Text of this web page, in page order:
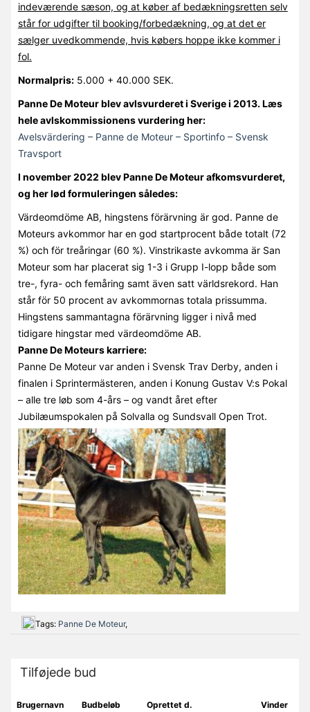
indeværende sæson, og at køber af bedækningsretten selv
står for udgifter til booking/forbedækning, og at det er
sælger uvedkommende, hvis købers hoppe ikke kommer i
fol.
Normalpris:5.000 + 40.000 SEK.
Panne De Moteur blev avlsvurderet i Sverige i 2013. Læs
hele avlskommissionens vurdering her:
Avelsvärdering – Panne de Moteur – Sportinfo – Svensk
Travsport
I november 2022 blev Panne De Moteur afkomsvurderet,
og her lød formuleringen således:
Värdeomdöme AB, hingstens förärvning är god. Panne de
Moteurs avkommor har en god startprocent både totalt (72
%) och för treåringar (60 %). Vinstrikaste avkomma är San
Moteur som har placerat sig 1-3 i Grupp I-lopp både som
tre-, fyra- och femåring samt även satt världsrekord. Han
står för 50 procent av avkommornas totala prissumma.
Hingstens sammantagna förärvning ligger i nivå med
tidigare hingstar med värdeomdöme AB.
Panne De Moteurs karriere:
Panne De Moteur var anden i Svensk Trav Derby, anden i
finalen i Sprintermästeren, anden i Konung Gustav V:s Pokal
– alle tre løb som 4-års – og vandt året efter
Jubilæumspokalen på Solvalla og Sundsvall Open Trot.
Tags: Panne De Moteur,
Tilføjede bud
Brugernavn Budbeløb Oprettet d. Vinder